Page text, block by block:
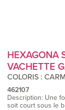
HEXAGONA
VACHETTE
COLORIS :
462107
Description: Une
soit court sous le